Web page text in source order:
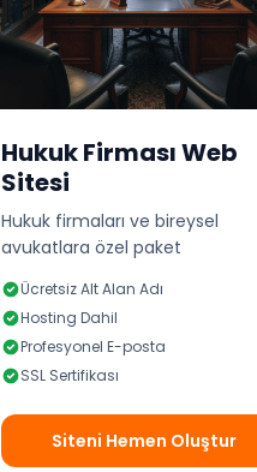
Hukuk Firması Web
Sitesi
Hukuk firmaları ve bireysel
avukatlara özel paket
Ücretsiz Alt Alan Adı
Hosting Dahil
Profesyonel E-posta
SSL Sertifikası
Siteni Hemen Oluştur